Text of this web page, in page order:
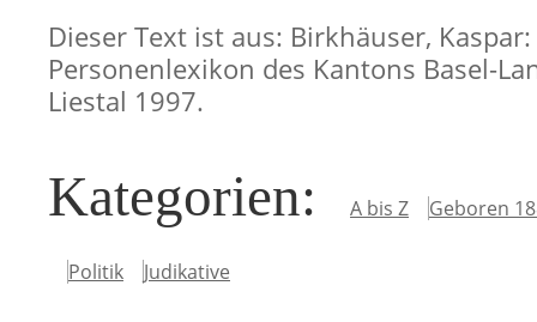
Dieser Text ist aus: Birkhäuser, Kaspar:
Personenlexikon des Kantons Basel-
Liestal 1997.
Kategorien: A bis Z Geboren
Politik Judikative